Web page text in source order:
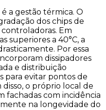
a gestão térmica. O
dos chips de
controladoras. Em
superiores a 40°C, a
Por essa
dissipadores
e distribuição
para evitar pontos de
o próprio local de
fachadas com incidência
na longevidade do